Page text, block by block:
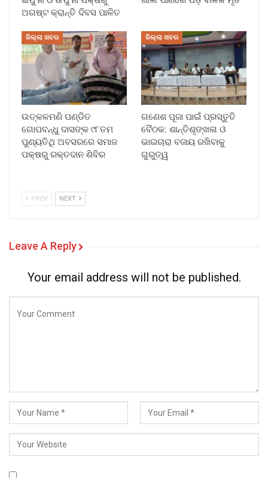
ଅଗଷ୍ଟ କ୍ରାନ୍ତି ଦିବସ ପାଳିତ
ଜିଲ୍ଲା ଖବର
ଉତ୍କଳମଣି ପଣ୍ଡିତ
ଗୋପବନ୍ଧୁ ଦାସଙ୍କ ୯୮ତମ
ପୁଣ୍ୟତିଥି ଅବସରରେ ସମାଜ
ପକ୍ଷରୁ ରକ୍ତଦାନ ଶିବିର
ଜିଲ୍ଲା ଖବର
ଗଣେଶ ପୂଜା ପାଇଁ ପ୍ରସ୍ତୁତି
ବୈଠକ: ଶାନ୍ତିଶୃଙ୍ଖଳା ଓ
ଭାଇଚାରା ବଜାୟ ରଖିବାକୁ
ଗୁରୁତ୍ୱ
PREV NEXT
Leave A Reply
Your email address will not be published.